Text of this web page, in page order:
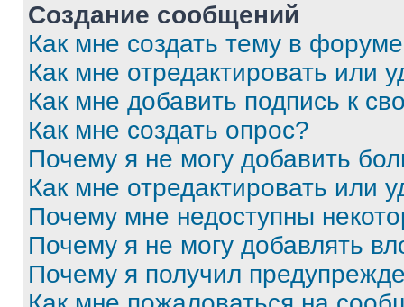
Создание сообщений
Как мне создать тему в
Как мне отредактировать или
Как мне добавить подпись к
Как мне создать опрос?
Почему я не могу добавить
Как мне отредактировать или
Почему мне недоступны
Почему я не могу добавлять
Почему я получил